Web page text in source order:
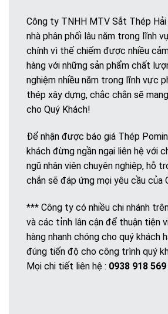
Công ty TNHH MTV Sắt Thép
nhà phân phối lâu năm trong lĩnh
chính vì thế chiếm được nhiều
hàng với những sản phẩm chất
nghiệm nhiều năm trong lĩnh vực
thép xây dựng, chắc chắn sẽ
cho Quý Khách!
Để nhận được báo giá Thép
khách đừng ngần ngại liên hệ với
ngũ nhân viên chuyên nghiệp, hỗ
chắn sẽ đáp ứng mọi yêu cầu của
*** Công ty có nhiều chi nhánh
và các tỉnh lân cận để thuận tiện
hàng nhanh chóng cho quý khách
đúng tiến độ cho công trình quý
Mọi chi tiết liên hệ : 0938 918 569